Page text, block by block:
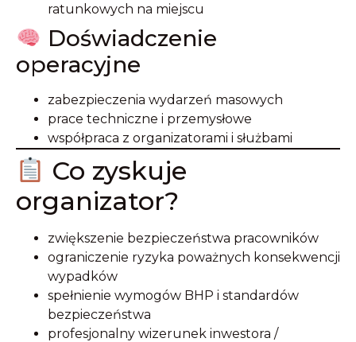
ratunkowych na miejscu
Doświadczenie
operacyjne
zabezpieczenia wydarzeń masowych
prace techniczne i przemysłowe
współpraca z organizatorami i służbami
Co zyskuje
organizator?
zwiększenie bezpieczeństwa pracowników
ograniczenie ryzyka poważnych konsekwencji
wypadków
spełnienie wymogów BHP i standardów
bezpieczeństwa
profesjonalny wizerunek inwestora /